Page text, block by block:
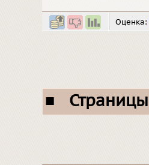
Оценка:
■ Страницы